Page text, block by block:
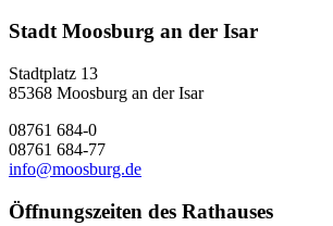
Stadt Moosburg an der Isar
Stadtplatz 13
85368 Moosburg an der Isar
08761 684-0
08761 684-77
info@moosburg.de
Öffnungszeiten des Rathauses